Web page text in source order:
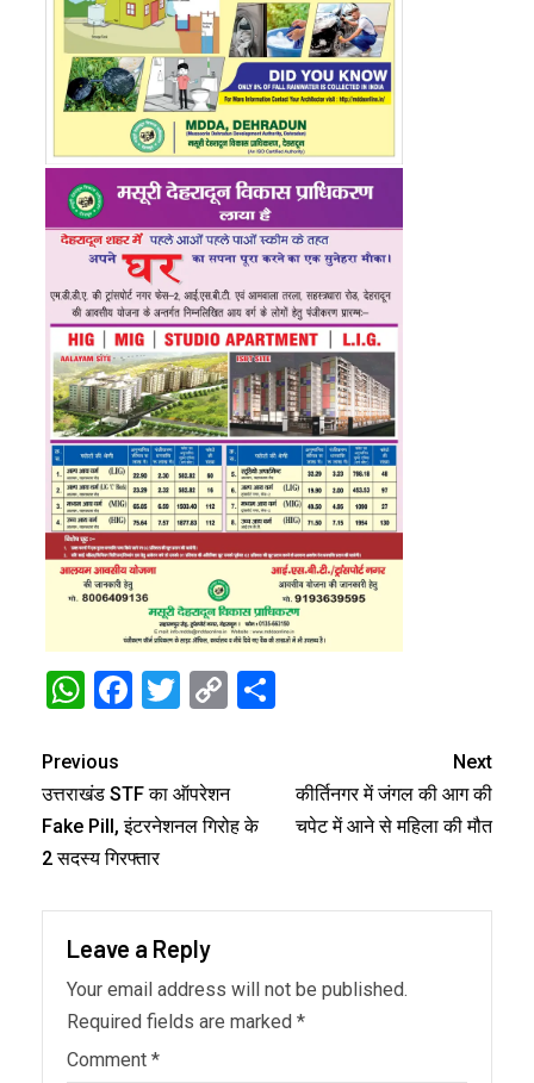
WhatsApp
Facebook
Twitter
Copy
Previous
उत्तराखंड STF का ऑपरेशन
Fake Pill, इंटरनेशनल गिरोह के
2 सदस्य गिरफ्तार
Next
कीर्तिनगर में जंगल की आग की
चपेट में आने से महिला की मौत
Leave a Reply
Your email address will not be published.
Required fields are marked *
Comment *